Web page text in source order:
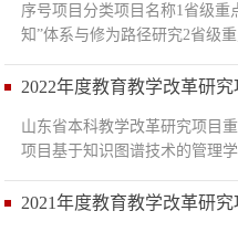
一般项目基于大数据+智能RPA
践链与知识链融合联动实践教
序号项目分类项目名称1省级重
知”体系与修为路径研究2省级
践提升：共建旅游企业创新案
人效能提升： 打造“八大课堂
AACSB认证和高等教育“国标”
2022年度教育教学改革研究
山东省本科教学改革研究项目
项目基于知识图谱技术的管理
序号项目名称1管理思维：重构
2021年度教育教学改革研究